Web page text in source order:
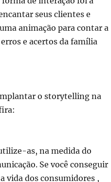
seus clientes e
animação para contar a
e acertos da família
o storytelling na
as, na medida do
Se você conseguir
vida dos consumidores ,